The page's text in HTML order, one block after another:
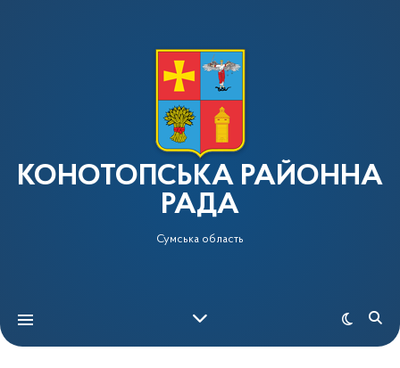
КОНОТОПСЬКА РАЙОННА
РАДА
Сумська область